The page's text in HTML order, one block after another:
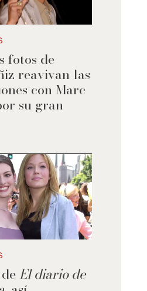
fotos de
reavivan las
con Marc
su gran
El diario de